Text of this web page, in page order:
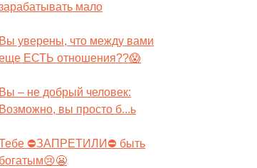
мало
Вы уверены, что между вами
ЕСТЬ отношения??😱
Вы – не добрый человек:
Возможно, вы просто б...ь
⛔️ЗАПРЕТИЛИ⛔️ быть
богатым😢😬